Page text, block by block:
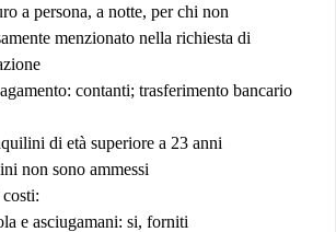
a persona, a notte, per chi non
menzionato nella richiesta di
contanti; trasferimento bancario
di età superiore a 23 anni
non sono ammessi
:
e asciugamani: si, forniti